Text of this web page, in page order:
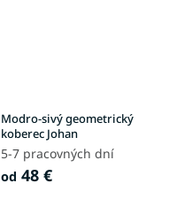
Modro-sivý geometrický
koberec Johan
5-7 pracovných dní
od 48 €